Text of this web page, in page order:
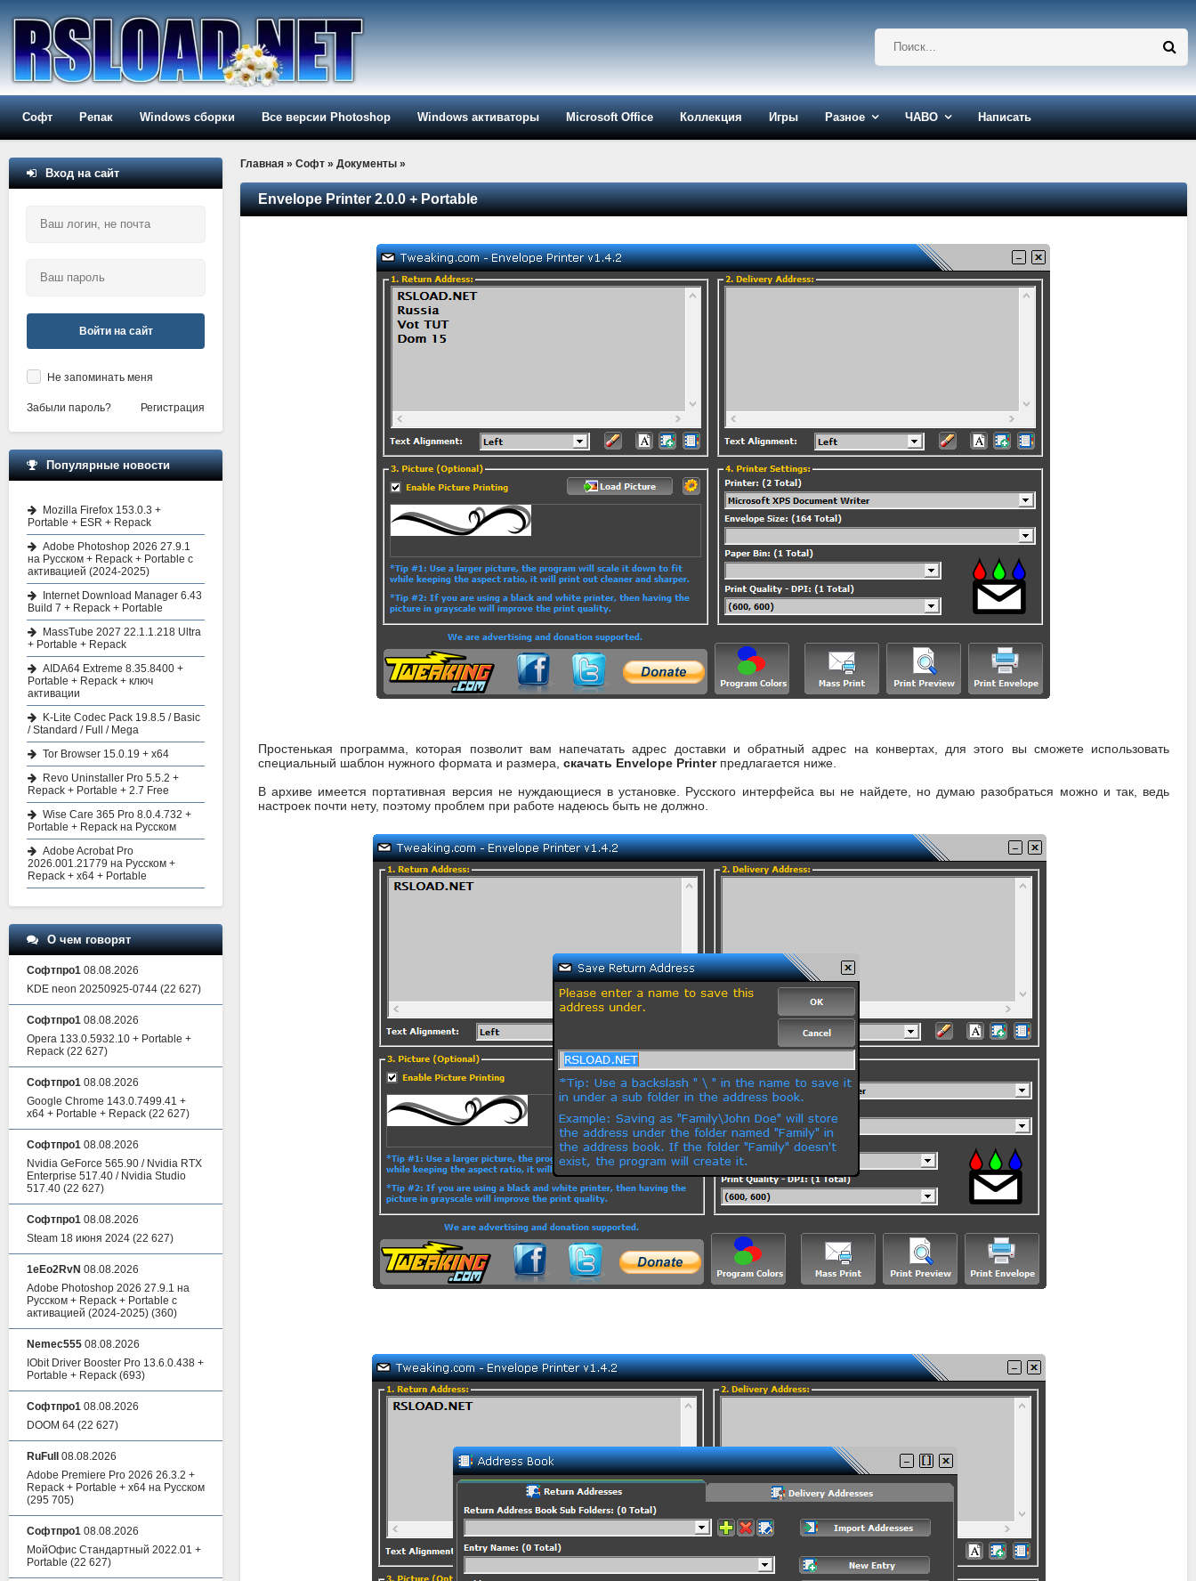
Софт Репак Windows сборки Все версии Photoshop Windows активаторы Microsoft Office Коллекция Игры Разное ЧАВО Написать
Главная » Софт » Документы »
Envelope Printer 2.0.0 + Portable
Простенькая программа, которая позволит вам напечатать адрес доставки и обратный адрес на конвертах, для этого вы сможете использовать
специальный шаблон нужного формата и размера, скачать Envelope Printerпредлагается ниже.
В архиве имеется портативная версия не нуждающиеся в установке. Русского интерфейса вы не найдете, но думаю разобраться можно и так, ведь
настроек почти нету, поэтому проблем при работе надеюсь быть не должно.
Вход на сайт
Войти на сайт
Не запоминать меня
Забыли пароль? Регистрация
Популярные новости
Mozilla Firefox 153.0.3 +
Portable + ESR + Repack
Adobe Photoshop 2026 27.9.1
на Русском + Repack + Portable с
активацией (2024-2025)
Internet Download Manager 6.43
Build 7 + Repack + Portable
MassTube 2027 22.1.1.218 Ultra
+ Portable + Repack
AIDA64 Extreme 8.35.8400 +
Portable + Repack + ключ
активации
K-Lite Codec Pack 19.8.5 / Basic
/ Standard / Full / Mega
Tor Browser 15.0.19 + x64
Revo Uninstaller Pro 5.5.2 +
Repack + Portable + 2.7 Free
Wise Care 365 Pro 8.0.4.732 +
Portable + Repack на Русском
Adobe Acrobat Pro
2026.001.21779 на Русском +
Repack + x64 + Portable
О чем говорят
Софтпро1 08.08.2026
KDE neon 20250925-0744 (22 627)
Софтпро1 08.08.2026
Opera 133.0.5932.10 + Portable +
Repack (22 627)
Софтпро1 08.08.2026
Google Chrome 143.0.7499.41 +
x64 + Portable + Repack (22 627)
Софтпро1 08.08.2026
Nvidia GeForce 565.90 / Nvidia RTX
Enterprise 517.40 / Nvidia Studio
517.40 (22 627)
Софтпро1 08.08.2026
Steam 18 июня 2024 (22 627)
1eEo2RvN 08.08.2026
Adobe Photoshop 2026 27.9.1 на
Русском + Repack + Portable с
активацией (2024-2025) (360)
Nemec555 08.08.2026
IObit Driver Booster Pro 13.6.0.438 +
Portable + Repack (693)
Софтпро1 08.08.2026
DOOM 64 (22 627)
RuFull
08.08.2026
Adobe Premiere Pro 2026 26.3.2 +
Repack + Portable + x64 на Русском
(295 705)
Софтпро1 08.08.2026
МойОфис Стандартный 2022.01 +
Portable (22 627)